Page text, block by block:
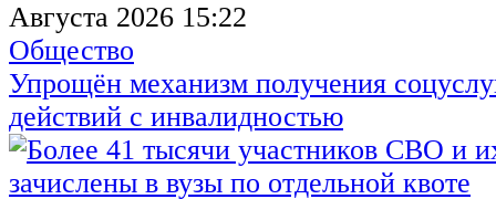
Августа 2026 15:22
Общество
Упрощён механизм получения
действий с инвалидностью